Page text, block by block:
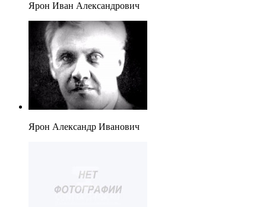
Ярон Иван Александрович
Ярон Александр Иванович